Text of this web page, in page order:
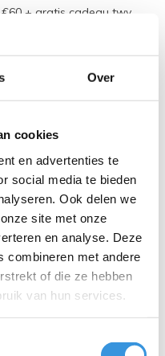
Over
cookies
en advertenties te
social media te bieden
Ook delen we
site met onze
en analyse. Deze
combineren met andere
of die ze hebben
van hun services.
+ gratis cadeau twv
& international)
deksel
Tapas XL.
tray met een Tapas
tray.
trays inwisselbaar zijn. Je